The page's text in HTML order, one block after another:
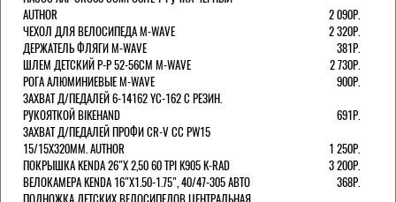
AUTHOR
2 090Р.
ЧЕХОЛ ДЛЯ ВЕЛОСИПЕДА M-WAVE
2 320Р.
ДЕРЖАТЕЛЬ ФЛЯГИ M-WAVE
381Р.
ШЛЕМ ДЕТСКИЙ Р-Р 52-56СМ M-WAVE
2 730Р.
РОГА АЛЮМИНИЕВЫЕ M-WAVE
900Р.
ЗАХВАТ Д/ПЕДАЛЕЙ 6-14162 YC-162 С РЕЗИН.
РУКОЯТКОЙ BIKEHAND
691Р.
ЗАХВАТ Д/ПЕДАЛЕЙ ПРОФИ CR-V CC PW15
15/15X320ММ. AUTHOR
1 250Р.
ПОКРЫШКА KENDA 26"Х 2,50 60 TPI K905 K-RAD
3 200Р.
ВЕЛОКАМЕРА KENDA 16"Х1.50-1.75", 40/47-305 АВТО
368Р.
ПОДНОЖКА ДЕТСКИХ ВЕЛОСИПЕДОВ ЦЕНТРАЛЬНАЯ